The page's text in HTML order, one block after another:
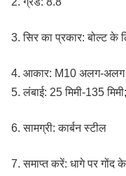
3. सिर का प्रकार: बोल्ट के
4. आकार: M10 अलग-अलग
5. लंबाई: 25 मिमी-135 मिमी;
6.सामग्री: कार्बन स्टील
7.समाप्त करें: धागे पर